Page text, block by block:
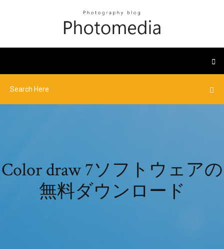
Color draw 7ソフトウェアの
無料ダウンロード